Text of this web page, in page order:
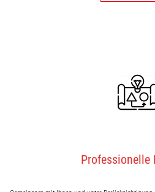
Professionelle